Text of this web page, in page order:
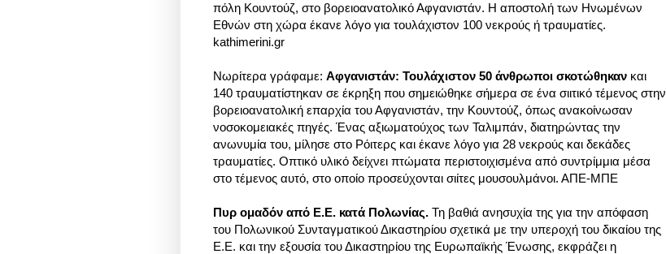
πόλη Κουντούζ, στο βορειοανατολικό Αφγανιστάν. H αποστολή των Ηνωμένων
Εθνών στη χώρα έκανε λόγο για τουλάχιστον 100 νεκρούς ή τραυματίες.
kathimerini.gr
Νωρίτερα γράφαμε: Αφγανιστάν: Τουλάχιστον 50 άνθρωποι σκοτώθηκαν και
140 τραυματίστηκαν σε έκρηξη που σημειώθηκε σήμερα σε ένα σιιτικό τέμενος στην
βορειοανατολική επαρχία του Αφγανιστάν, την Κουντούζ, όπως ανακοίνωσαν
νοσοκομειακές πηγές. Ένας αξιωματούχος των Ταλιμπάν, διατηρώντας την
ανωνυμία του, μίλησε στο Ρόιτερς και έκανε λόγο για 28 νεκρούς και δεκάδες
τραυματίες. Οπτικό υλικό δείχνει πτώματα περιστοιχισμένα από συντρίμμια μέσα
στο τέμενος αυτό, στο οποίο προσεύχονται σιίτες μουσουλμάνοι. ΑΠΕ-ΜΠΕ
Πυρ ομαδόν από Ε.Ε. κατά Πολωνίας. Τη βαθιά ανησυχία της για την απόφαση
του Πολωνικού Συνταγματικού Δικαστηρίου σχετικά με την υπεροχή του δικαίου της
Ε.Ε. και την εξουσία του Δικαστηρίου της Ευρωπαϊκής Ένωσης, εκφράζει η